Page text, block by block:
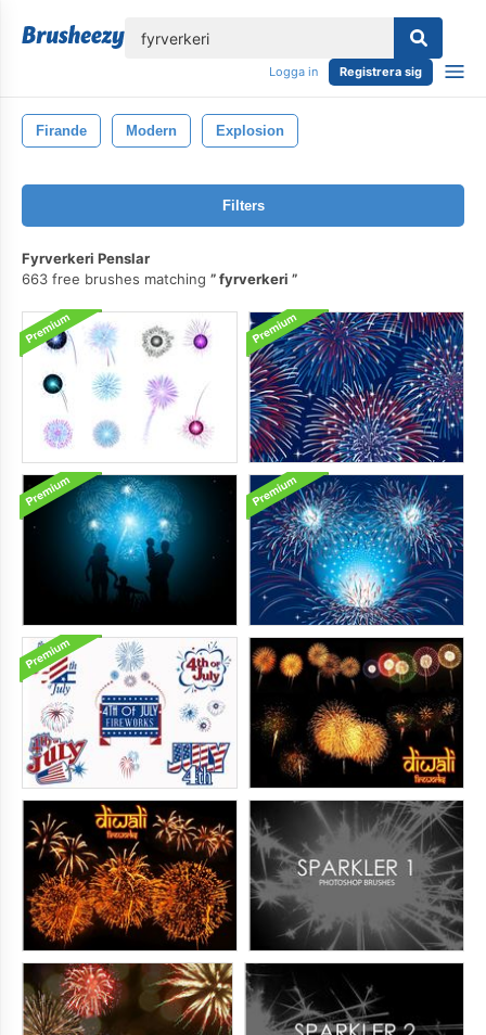
Logga in Registrera sig
Firande Modern Explosion
Filters
Fyrverkeri Penslar
663 free brushes matching
fyrverkeri